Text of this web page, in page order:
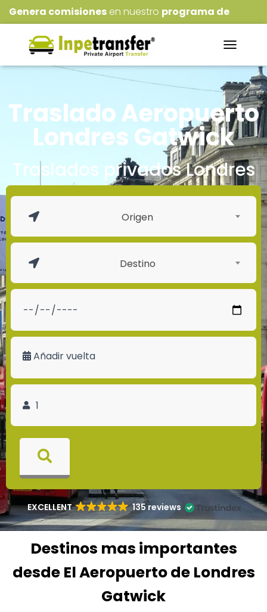
Genera comisiones en nuestro programa de
Afiliados !!!
Traslado Aeropuerto
Londres Gatwick
Traslados privados Londres
Origen
Destino
Añadir vuelta
EXCELLENT 135 reviews
Destinos mas importantes
desde El Aeropuerto de Londres
Gatwick